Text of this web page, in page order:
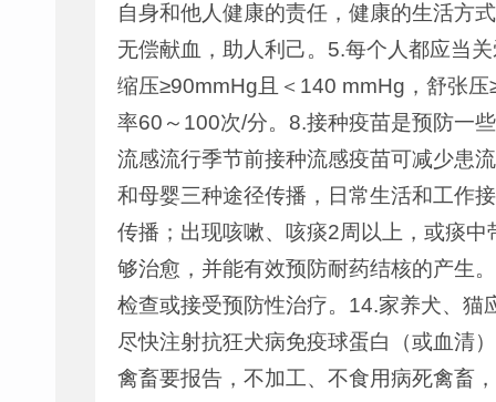
自身和他人健康的责任，健康的生活方
无偿献血，助人利己。5.每个人都应当
缩压≥90mmHg且＜140 mmHg，舒张
率60～100次/分。8.接种疫苗是预防一
流感流行季节前接种流感疫苗可减少患
和母婴三种途径传播，日常生活和工作
传播；出现咳嗽、咳痰2周以上，或痰
够治愈，并能有效预防耐药结核的产生
检查或接受预防性治疗。14.家养犬、
尽快注射抗狂犬病免疫球蛋白（或血清
禽畜要报告，不加工、不食用病死禽畜